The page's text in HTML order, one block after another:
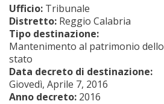
Ufficio: Tribunale
Distretto: Reggio Calabria
Tipo destinazione:
Mantenimento al patrimonio dello
stato
Data decreto di destinazione:
Giovedì, Aprile 7, 2016
Anno decreto: 2016